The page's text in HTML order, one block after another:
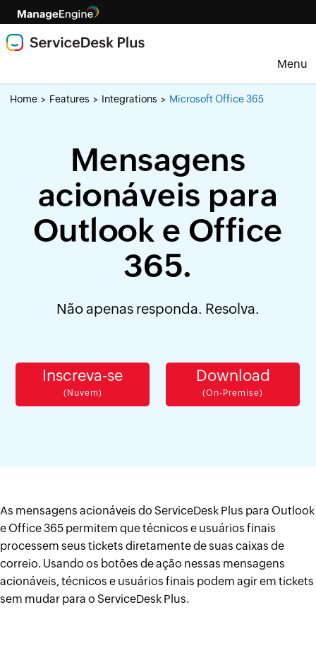
Menu
Home > Features > Integrations > Microsoft Office 365
Mensagens
acionáveis para
Outlook e Office
365.
Não apenas responda. Resolva.
Inscreva-se
(Nuvem)
Download
(On-Premise)
As mensagens acionáveis do ServiceDesk Plus para Outlook
e Office 365 permitem que técnicos e usuários finais
processem seus tickets diretamente de suas caixas de
correio. Usando os botões de ação nessas mensagens
acionáveis, técnicos e usuários finais podem agir em tickets
sem mudar para o ServiceDesk Plus.